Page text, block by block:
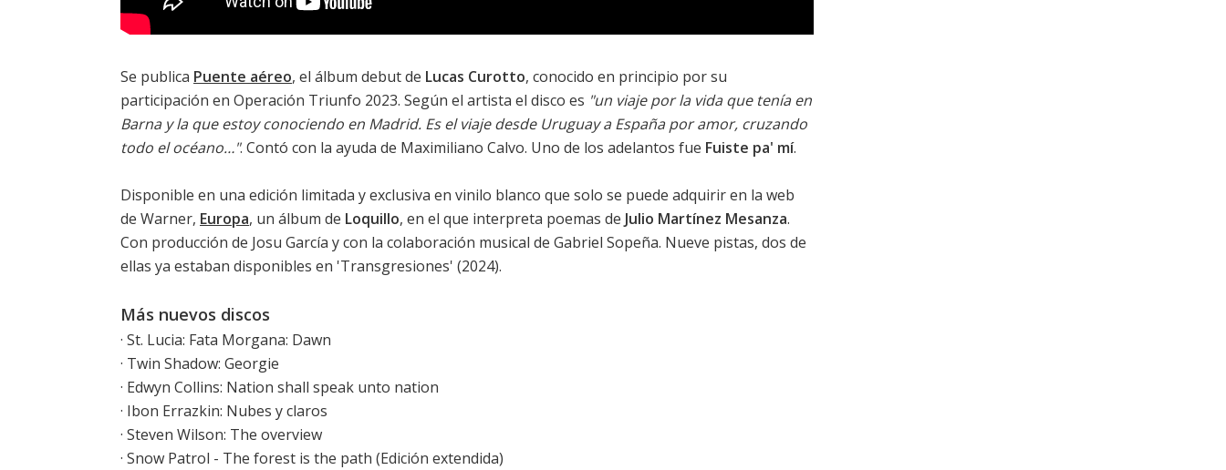
Se publica Puente aéreo, el álbum debut de Lucas Curotto, conocido en principio por su
participación en Operación Triunfo 2023. Según el artista el disco es "un viaje por la vida que tenía en
Barna y la que estoy conociendo en Madrid. Es el viaje desde Uruguay a España por amor, cruzando
todo el océano…". Contó con la ayuda de Maximiliano Calvo. Uno de los adelantos fue Fuiste pa' mí.
Disponible en una edición limitada y exclusiva en vinilo blanco que solo se puede adquirir en la web
de Warner, Europa, un álbum de Loquillo, en el que interpreta poemas de Julio Martínez Mesanza.
Con producción de Josu García y con la colaboración musical de Gabriel Sopeña. Nueve pistas, dos de
ellas ya estaban disponibles en 'Transgresiones' (2024).
Más nuevos discos
· St. Lucia: Fata Morgana: Dawn
· Twin Shadow: Georgie
· Edwyn Collins: Nation shall speak unto nation
· Ibon Errazkin: Nubes y claros
· Steven Wilson: The overview
· Snow Patrol - The forest is the path (Edición extendida)